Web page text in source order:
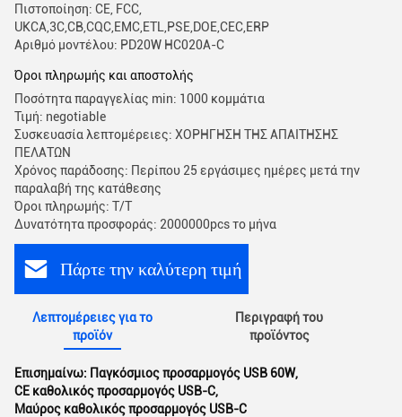
Πιστοποίηση: CE, FCC,
UKCA,3C,CB,CQC,EMC,ETL,PSE,DOE,CEC,ERP
Αριθμό μοντέλου: PD20W HC020A-C
Όροι πληρωμής και αποστολής
Ποσότητα παραγγελίας min: 1000 κομμάτια
Τιμή: negotiable
Συσκευασία λεπτομέρειες: ΧΟΡΗΓΗΣΗ ΤΗΣ ΑΠΑΙΤΗΣΗΣ
ΠΕΛΑΤΩΝ
Χρόνος παράδοσης: Περίπου 25 εργάσιμες ημέρες μετά την
παραλαβή της κατάθεσης
Όροι πληρωμής: T/T
Δυνατότητα προσφοράς: 2000000pcs το μήνα
Πάρτε την καλύτερη τιμή
Λεπτομέρειες για το
προϊόν
Περιγραφή του
προϊόντος
Επισημαίνω: Παγκόσμιος προσαρμογός USB 60W,
CE καθολικός προσαρμογός USB-C,
Μαύρος καθολικός προσαρμογός USB-C